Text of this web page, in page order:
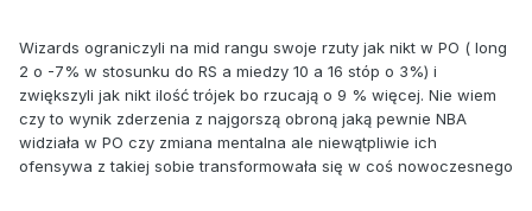
Wizards ograniczyli na mid rangu swoje rzuty jak nikt w PO ( long
2 o -7% w stosunku do RS a miedzy 10 a 16 stóp o 3%) i
zwiększyli jak nikt ilość trójek bo rzucają o 9 % więcej. Nie wiem
czy to wynik zderzenia z najgorszą obroną jaką pewnie NBA
widziała w PO czy zmiana mentalna ale niewątpliwie ich
ofensywa z takiej sobie transformowała się w coś nowoczesnego